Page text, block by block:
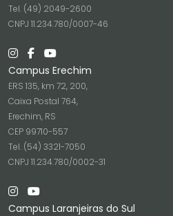
Tel. (49) 2049-2600
CNPJ 11.234.780/0007-46
Campus Erechim
ERS 135, km 72, 200,
Caixa Postal 764,
Erechim, RS
CEP 99710-557
Tel. (54) 3321-7050
CNPJ 11.234.780/0002-31
Campus Laranjeiras do Sul